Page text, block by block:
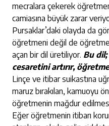
mecralara çekerek
camiasına büyük zarar
Pursaklar’daki olayda da
öğretmeni değil de
açan bir dil üretiliyor. Bu dil;
cesaretini artırır,
Linçe ve itibar suikastına
maruz bırakılan, kamuoyu
öğretmenin mağdur
Eğer öğretmenin itibarı